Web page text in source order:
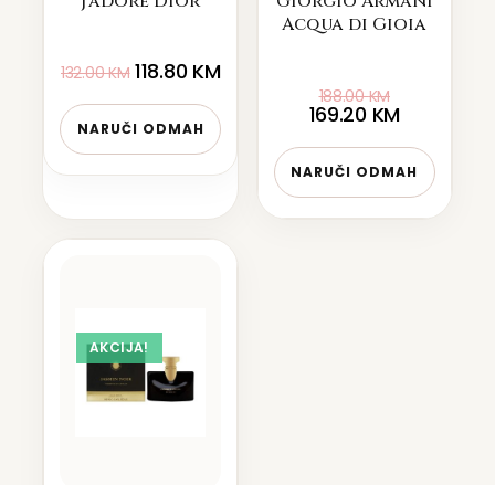
132.00KM 118.80 KM
NARUČI ODMAH
Acqua di Gioia
188.00KM
169.20 KM
NARUČI ODMAH
AKCIJA!